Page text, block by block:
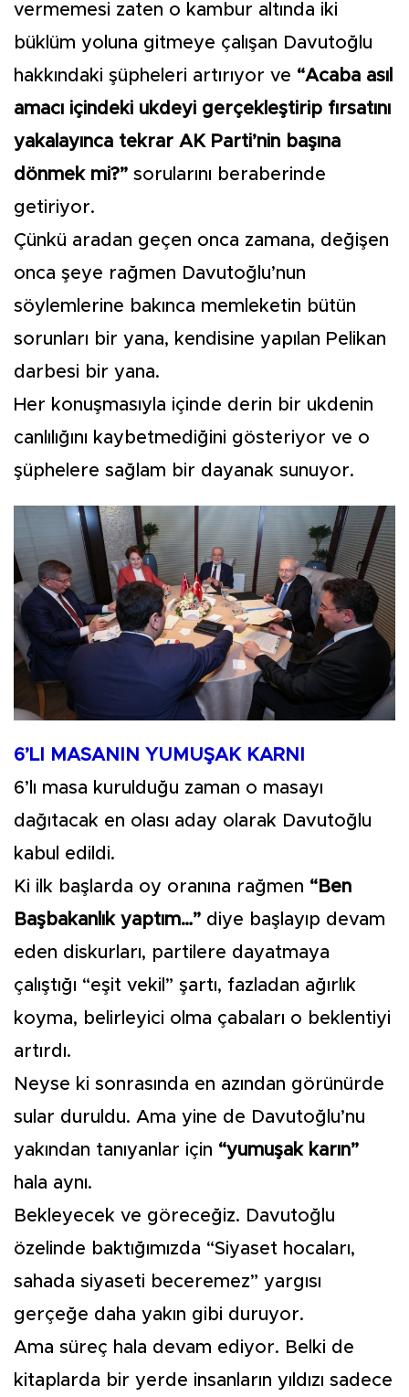
vermemesi zaten o kambur altında iki
büklüm yoluna gitmeye çalışan Davutoğlu
hakkındaki şüpheleri artırıyor ve “Acaba asıl
amacı içindeki ukdeyi gerçekleştirip fırsatını
yakalayınca tekrar AK Parti’nin başına
dönmek mi?” sorularını beraberinde
getiriyor.
Çünkü aradan geçen onca zamana, değişen
onca şeye rağmen Davutoğlu’nun
söylemlerine bakınca memleketin bütün
sorunları bir yana, kendisine yapılan Pelikan
darbesi bir yana.
Her konuşmasıyla içinde derin bir ukdenin
canlılığını kaybetmediğini gösteriyor ve o
şüphelere sağlam bir dayanak sunuyor.
6’LI MASANIN YUMUŞAK KARNI
6’lı masa kurulduğu zaman o masayı
dağıtacak en olası aday olarak Davutoğlu
kabul edildi.
Ki ilk başlarda oy oranına rağmen “Ben
Başbakanlık yaptım…” diye başlayıp devam
eden diskurları, partilere dayatmaya
çalıştığı “eşit vekil” şartı, fazladan ağırlık
koyma, belirleyici olma çabaları o beklentiyi
artırdı.
Neyse ki sonrasında en azından görünürde
sular duruldu. Ama yine de Davutoğlu’nu
yakından tanıyanlar için “yumuşak karın”
hala aynı.
Bekleyecek ve göreceğiz. Davutoğlu
özelinde baktığımızda “Siyaset hocaları,
sahada siyaseti beceremez” yargısı
gerçeğe daha yakın gibi duruyor.
Ama süreç hala devam ediyor. Belki de
kitaplarda bir yerde insanların yıldızı sadece